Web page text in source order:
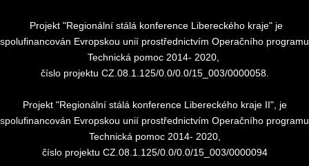
Projekt "Regionální stálá konference Libereckého kraje" je
spolufinancován Evropskou unií prostřednictvím Operačního programu
Technická pomoc 2014- 2020,
číslo projektu CZ.08.1.125/0.0/0.0/15_003/0000058.
Projekt "Regionální stálá konference Libereckého kraje II", je
spolufinancován Evropskou unií prostřednictvím Operačního programu
Technická pomoc 2014- 2020,
číslo projektu CZ.08.1.125/0.0/0.0/15_003/0000094